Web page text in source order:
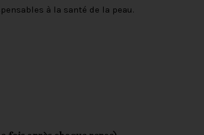
à la santé de la peau.